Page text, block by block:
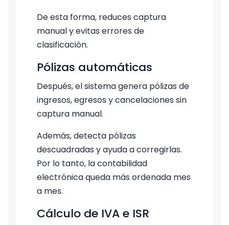
De esta forma, reduces captura
manual y evitas errores de
clasificación.
Pólizas automáticas
Después, el sistema genera pólizas de
ingresos, egresos y cancelaciones sin
captura manual.
Además, detecta pólizas
descuadradas y ayuda a corregirlas.
Por lo tanto, la contabilidad
electrónica queda más ordenada mes
a mes.
Cálculo de IVA e ISR